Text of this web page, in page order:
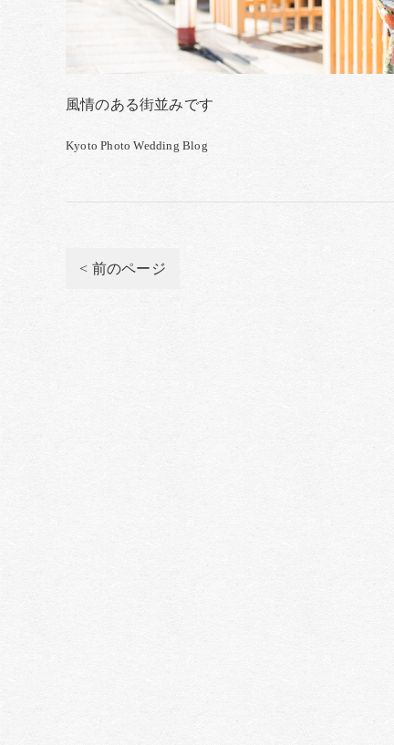
風情のある街並みです
Kyoto Photo Wedding Blog
< 前のページ